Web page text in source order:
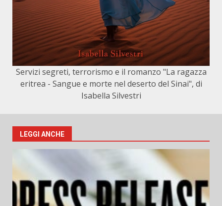
Servizi segreti, terrorismo e il romanzo "La ragazza
eritrea - Sangue e morte nel deserto del Sinai", di
Isabella Silvestri
LEGGI ANCHE